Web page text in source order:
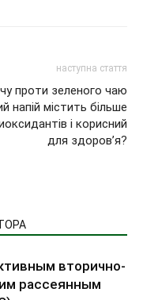
наступна стаття
проти зеленого чаю
напій містить більше
і корисний
для здоров’я?
вторично-
рассеянным